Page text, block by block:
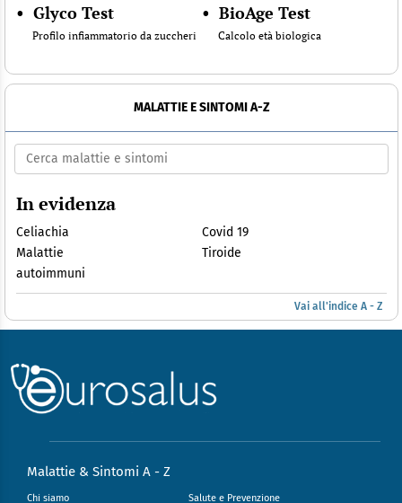
• Glyco Test
Profilo infiammatorio da zuccheri
• BioAge Test
Calcolo età biologica
MALATTIE E SINTOMI A-Z
In evidenza
Celiachia
Covid 19
Malattie
autoimmuni
Tiroide
Vai all'indice A - Z
Malattie & Sintomi A - Z
Chi siamo Salute e Prevenzione